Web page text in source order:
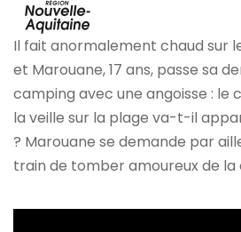
Il fait anormalement chaud sur
et Marouane, 17 ans, passe sa
camping avec une angoisse : le
la veille sur la plage va-t-il
? Marouane se demande par
train de tomber amoureux de la